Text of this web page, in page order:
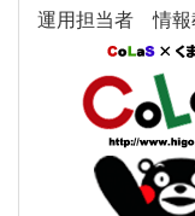
運用担当者 情報